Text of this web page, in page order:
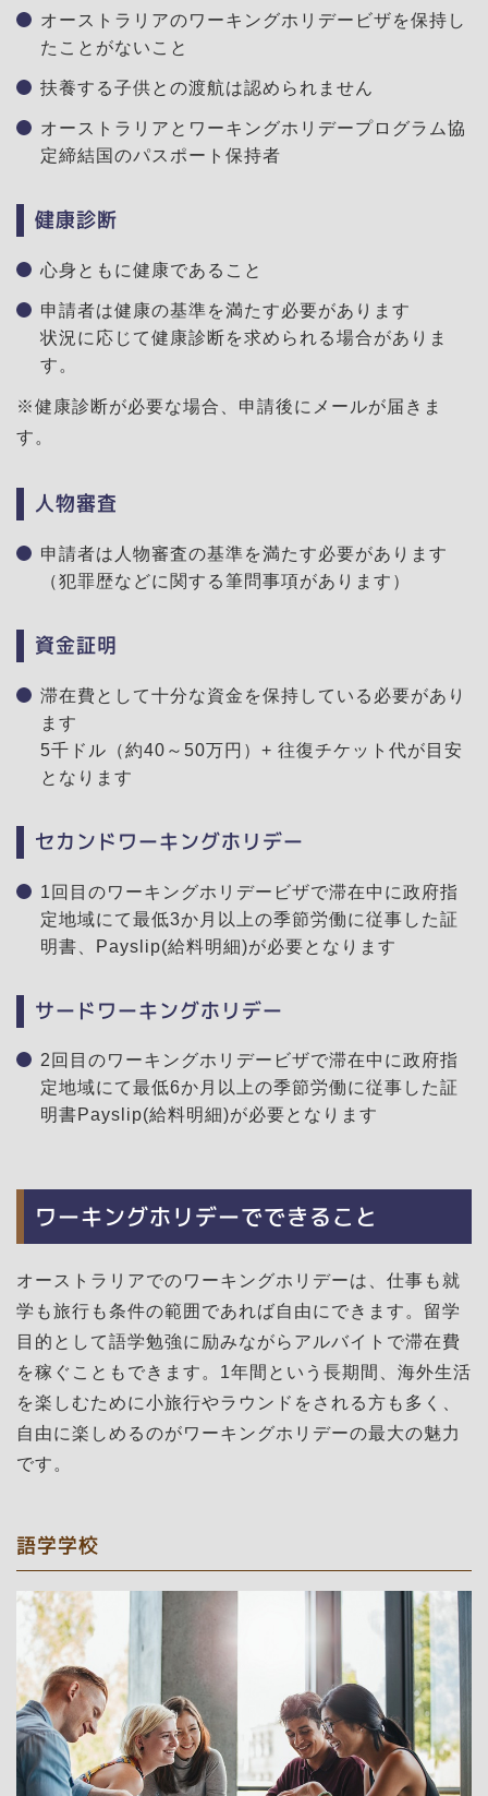
オーストラリアのワーキングホリデービザを保持し
たことがないこと
扶養する子供との渡航は認められません
オーストラリアとワーキングホリデープログラム協
定締結国のパスポート保持者
健康診断
心身ともに健康であること
申請者は健康の基準を満たす必要があります
状況に応じて健康診断を求められる場合がありま
す。
※健康診断が必要な場合、申請後にメールが届きま
す。
人物審査
申請者は人物審査の基準を満たす必要があります
（犯罪歴などに関する筆問事項があります）
資金証明
滞在費として十分な資金を保持している必要があり
ます
5千ドル（約40～50万円）+ 往復チケット代が目安
となります
セカンドワーキングホリデー
1回目のワーキングホリデービザで滞在中に政府指
定地域にて最低3か月以上の季節労働に従事した証
明書、Payslip(給料明細)が必要となります
サードワーキングホリデー
2回目のワーキングホリデービザで滞在中に政府指
定地域にて最低6か月以上の季節労働に従事した証
明書Payslip(給料明細)が必要となります
ワーキングホリデーでできること
オーストラリアでのワーキングホリデーは、仕事も就
学も旅行も条件の範囲であれば自由にできます。留学
目的として語学勉強に励みながらアルバイトで滞在費
を稼ぐこともできます。1年間という長期間、海外生活
を楽しむために小旅行やラウンドをされる方も多く、
自由に楽しめるのがワーキングホリデーの最大の魅力
です。
語学学校